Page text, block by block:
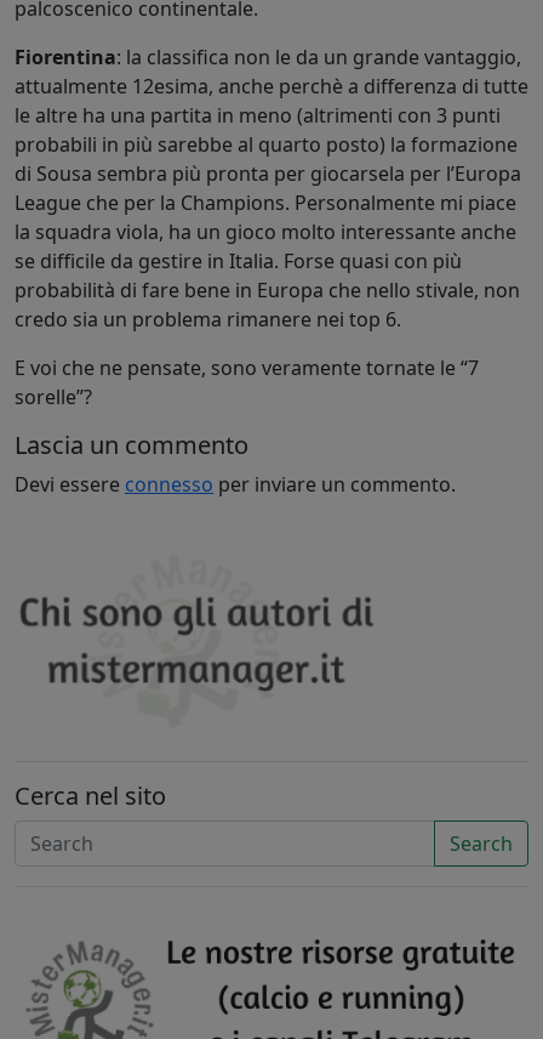
palcoscenico continentale.
Fiorentina: la classifica non le da un grande vantaggio,
attualmente 12esima, anche perchè a differenza di tutte
le altre ha una partita in meno (altrimenti con 3 punti
probabili in più sarebbe al quarto posto) la formazione
di Sousa sembra più pronta per giocarsela per l’Europa
League che per la Champions. Personalmente mi piace
la squadra viola, ha un gioco molto interessante anche
se difficile da gestire in Italia. Forse quasi con più
probabilità di fare bene in Europa che nello stivale, non
credo sia un problema rimanere nei top 6.
E voi che ne pensate, sono veramente tornate le “7
sorelle”?
Lascia un commento
Devi essere connesso per inviare un commento.
Cerca nel sito
Search